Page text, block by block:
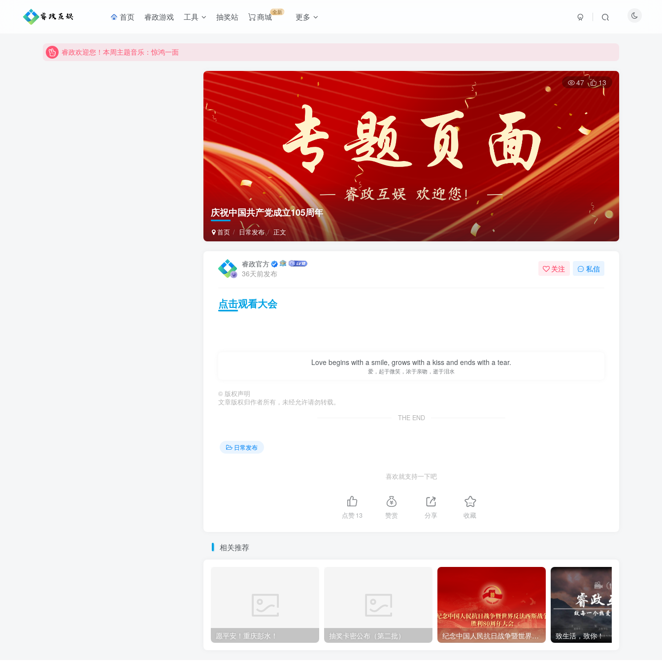
首页 睿政游戏 工具 抽奖站 商城全新 更多
睿政欢迎您！本周主题音乐：惊鸿一面
睿政欢迎您！本周主题音乐：惊鸿一面
庆祝中国共产党成立105周年
首页 日常发布 正文
47 13
睿政官方
36天前发布
关注 私信
点击观看大会
Love begins with a smile, grows with a kiss and ends with a tear.
爱，起于微笑，浓于亲吻，逝于泪水
© 版权声明
文章版权归作者所有，未经允许请勿转载。
THE END
日常发布
喜欢就支持一下吧
点赞13 赞赏 分享 收藏
相关推荐
愿平安！重庆彭水！ 抽奖卡密公布（第二批） 纪念中国人民抗日战争暨世界反法西斯战争胜利80周年 致生活，致你！